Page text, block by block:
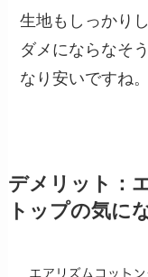
生地もしっかり
ダメにならなそ
なり安いですね。
デメリット：
トップの気に